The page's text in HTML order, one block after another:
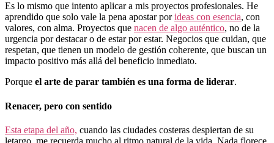
Es lo mismo que intento aplicar a mis proyectos profesionales. He
aprendido que solo vale la pena apostar porideas con esencia, con
valores, con alma. Proyectos que nacen de algo auténtico, no de la
urgencia por destacar o de estar por estar. Negocios que cuidan, que
respetan, que tienen un modelo de gestión coherente, que buscan un
impacto positivo más allá del beneficio inmediato.
Porque el arte de parar también es una forma de liderar.
Renacer, pero con sentido
Esta etapa del año, cuando las ciudades costeras despiertan de su
letargo, me recuerda mucho al ritmo natural de la vida. Nada florece